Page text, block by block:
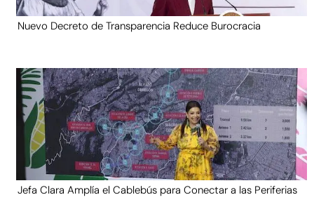
Nuevo Decreto de Transparencia Reduce Burocracia
Jefa Clara Amplía el Cablebús para Conectar a las Periferias